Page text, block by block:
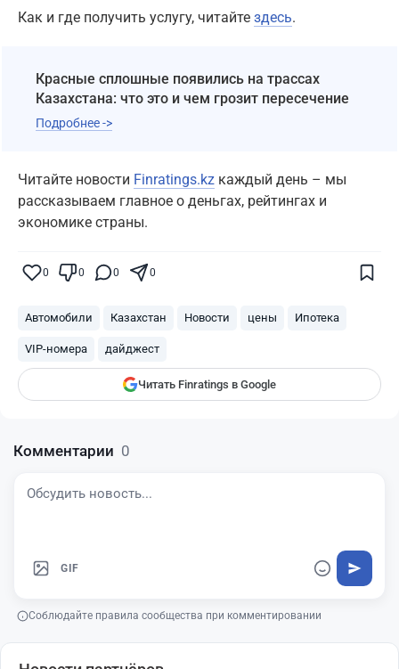
Как и где получить услугу, читайте здесь.
Красные сплошные появились на трассах
Казахстана: что это и чем грозит пересечение
Подробнее ->
Читайте новости Finratings.kz каждый день – мы
рассказываем главное о деньгах, рейтингах и
экономике страны.
0 0 0 0
Автомобили Казахстан Новости цены Ипотека
VIP-номера дайджест
Читать Finratings в Google
Поставьте галочку рядом с
Комментарии 0
GIF
Соблюдайте правила сообщества при комментировании